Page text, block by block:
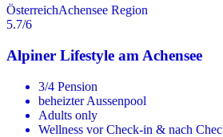
ÖsterreichAchensee Region
5.7/6
Alpiner Lifestyle am Achensee
3/4 Pension
beheizter Aussenpool
Adults only
Wellness vor Check-in & nach